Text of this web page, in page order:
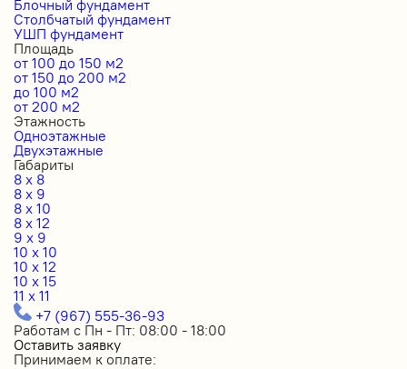
Блочный фундамент
Столбчатый фундамент
УШП фундамент
Площадь
от 100 до 150 м2
от 150 до 200 м2
до 100 м2
от 200 м2
Этажность
Одноэтажные
Двухэтажные
Габариты
8 x 8
8 x 9
8 x 10
8 x 12
9 x 9
10 x 10
10 x 12
10 x 15
11 x 11
+7 (967) 555-36-93
Работам с Пн - Пт: 08:00 - 18:00
Оставить заявку
Принимаем к оплате: